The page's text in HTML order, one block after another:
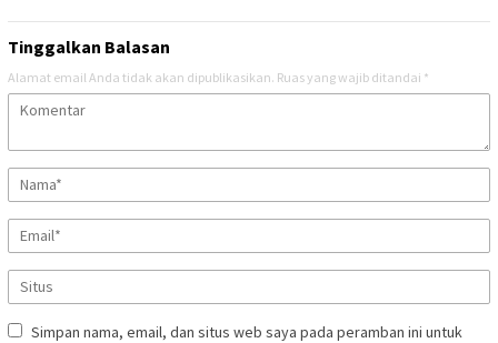
Tinggalkan Balasan
Alamat email Anda tidak akan dipublikasikan. Ruas yang wajib ditandai *
Simpan nama, email, dan situs web saya pada peramban ini untuk